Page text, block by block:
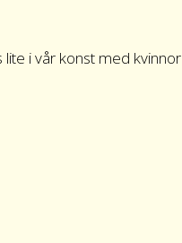
i vår konst med kvinnor